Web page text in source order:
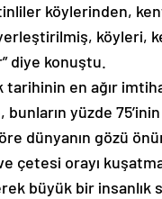
köylerinden,
köyleri,
diye konuştu.
tarihinin en ağır
yüzde
dünyanın gözü
çetesi orayı
büyük bir